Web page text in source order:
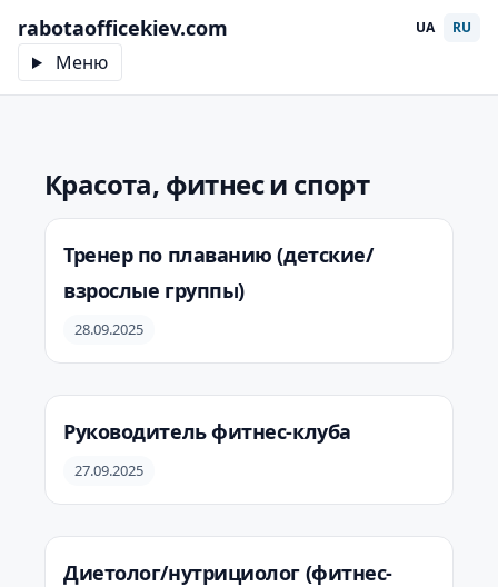
rabotaofficekiev.com
Меню
UA RU
Красота, фитнес и спорт
Тренер по плаванию (детские/
взрослые группы)
28.09.2025
Руководитель фитнес-клуба
27.09.2025
Диетолог/нутрициолог (фитнес-